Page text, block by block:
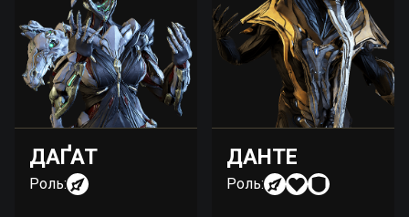
ДАҐАТ
Роль:
ДАНТЕ
Роль: